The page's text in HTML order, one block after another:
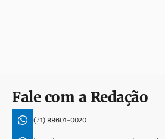
Fale com a Redação
(71) 99601-0020